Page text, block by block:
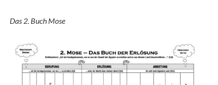
Das 2. Buch Mose